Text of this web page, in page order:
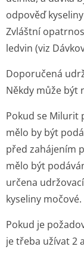
odpověď
Zvláštní
ledvin (viz
Doporučená
Někdy může být
Pokud se Milurit
mělo by být
před zahájením
mělo být
určena
kyseliny močové.
Pokud je
je třeba užívat 2